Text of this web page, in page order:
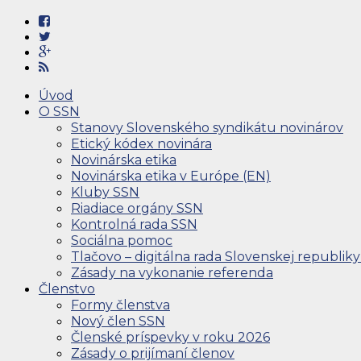
Úvod
O SSN
Stanovy Slovenského syndikátu novinárov
Etický kódex novinára
Novinárska etika
Novinárska etika v Európe (EN)
Kluby SSN
Riadiace orgány SSN
Kontrolná rada SSN
Sociálna pomoc
Tlačovo – digitálna rada Slovenskej republiky
Zásady na vykonanie referenda
Členstvo
Formy členstva
Nový člen SSN
Členské príspevky v roku 2026
Zásady o prijímaní členov